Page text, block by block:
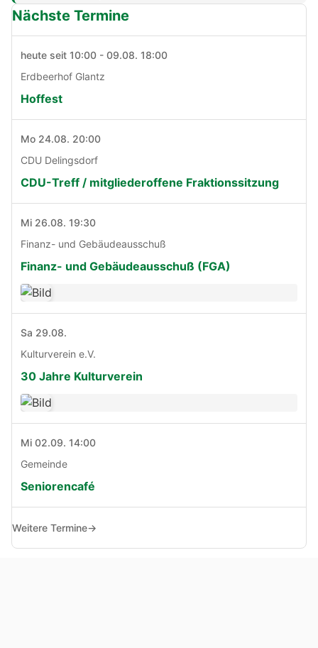
Nächste Termine
heute seit 10:00 - 09.08. 18:00
Erdbeerhof Glantz
Hoffest
Mo 24.08. 20:00
CDU Delingsdorf
CDU-Treff / mitgliederoffene Fraktionssitzung
Mi 26.08. 19:30
Finanz- und Gebäudeausschuß
Finanz- und Gebäudeausschuß (FGA)
Sa 29.08.
Kulturverein e.V.
30 Jahre Kulturverein
Mi 02.09. 14:00
Gemeinde
Seniorencafé
Weitere Termine→